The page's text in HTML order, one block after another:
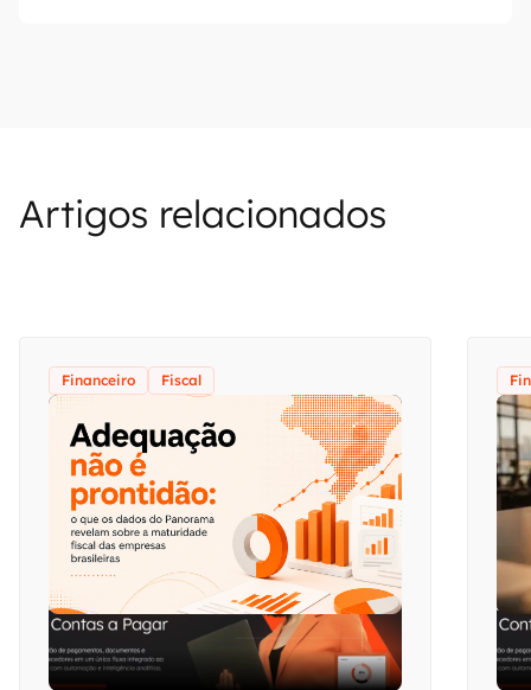
Artigos relacionados
Financeiro Fiscal